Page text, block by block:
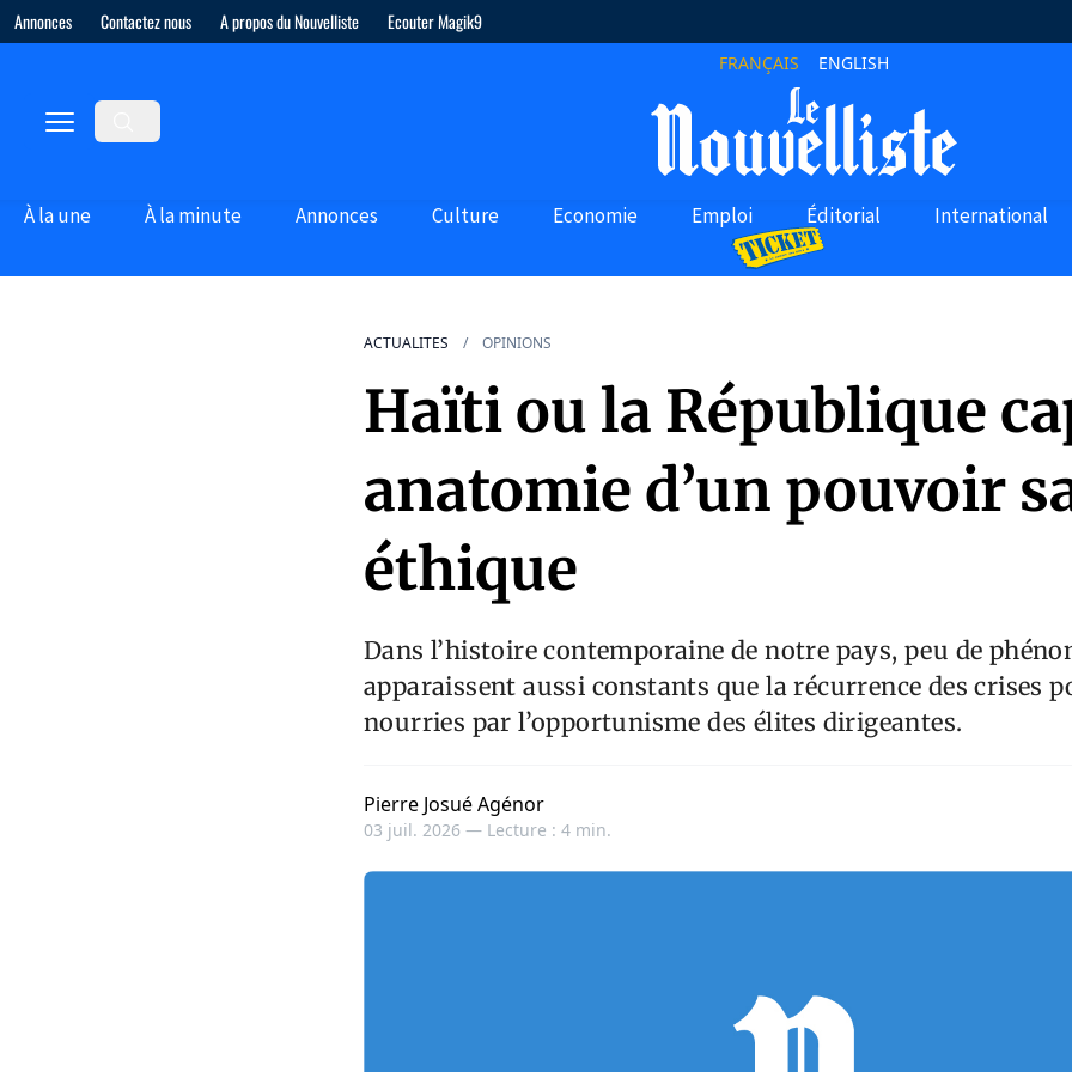
Annonces Contactez nous A propos du Nouvelliste Ecouter Magik9
FRANÇAIS ENGLISH
À la une À la minute Annonces Culture Economie Emploi Éditorial International
ACTUALITES OPINIONS
Haïti ou la République
anatomie d’un pouvoir
éthique
Dans l’histoire contemporaine de notre pays, peu de
apparaissent aussi constants que la récurrence des crises
nourries par l’opportunisme des élites dirigeantes.
Pierre Josué Agénor
03 juil. 2026 — Lecture : 4 min.